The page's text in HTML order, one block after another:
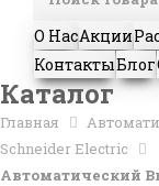
О НасАкции
КонтактыБлог
Каталог
Главная
Schneider Electric
Автоматический